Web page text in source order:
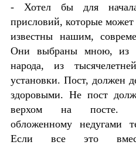
- Хотел бы для начала
присловий, которые
известны нашим,
Они выбраны мною, из
народа, из
установки. Пост, должен
здоровыми. Не пост
верхом на посте.
обложенному недугами
Если все это